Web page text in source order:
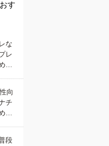
す
な
レ
向
チ
段